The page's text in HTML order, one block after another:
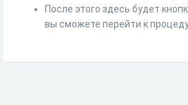
После этого здесь будет
вы сможете перейти к